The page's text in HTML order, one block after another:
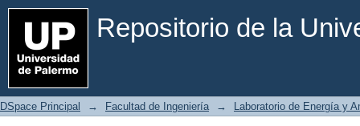
Repositorio de la
Buscar
DSpace Principal → Facultad de Ingeniería → Laboratorio de Energía y